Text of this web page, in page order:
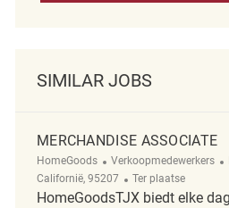
SIMILAR JOBS
MERCHANDISE ASSOCIATE
HomeGoods Categorie
Verkoopmedewerkers
Californië, 95207
Afgelegen
Ter plaatse
HomeGoodsTJX biedt elke